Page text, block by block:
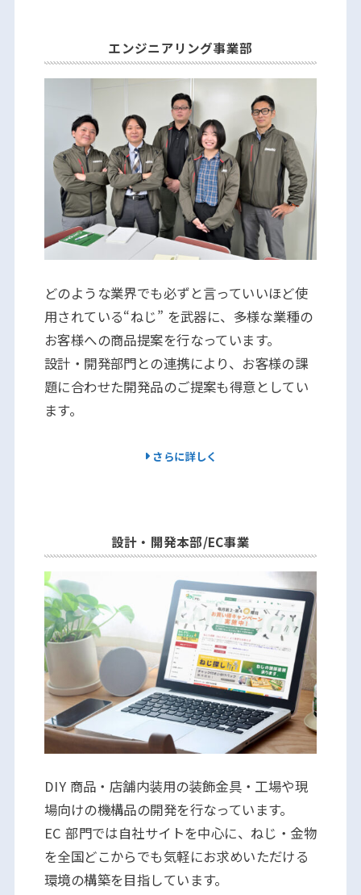
エンジニアリング事業部
どのような業界でも必ずと言っていいほど使
用されている“ねじ” を武器に、多様な業種の
お客様への商品提案を行なっています。
設計・開発部門との連携により、お客様の課
題に合わせた開発品のご提案も得意としてい
ます。
さらに詳しく
設計・開発本部/EC事業
DIY 商品・店舗内装用の装飾金具・工場や現
場向けの機構品の開発を行なっています。
EC 部門では自社サイトを中心に、ねじ・金物
を全国どこからでも気軽にお求めいただける
環境の構築を目指しています。